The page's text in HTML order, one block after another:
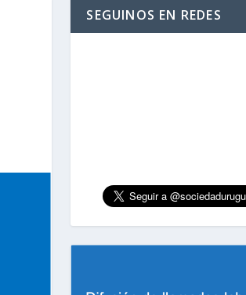
SEGUINOS EN REDES